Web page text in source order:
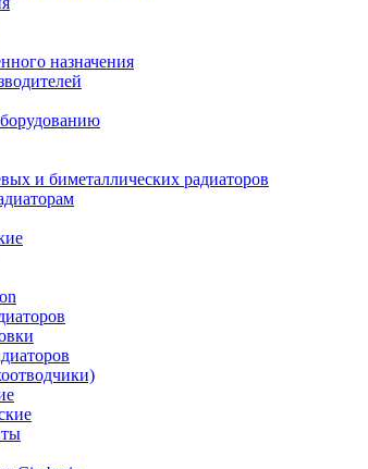
назначения
и биметаллических радиаторов